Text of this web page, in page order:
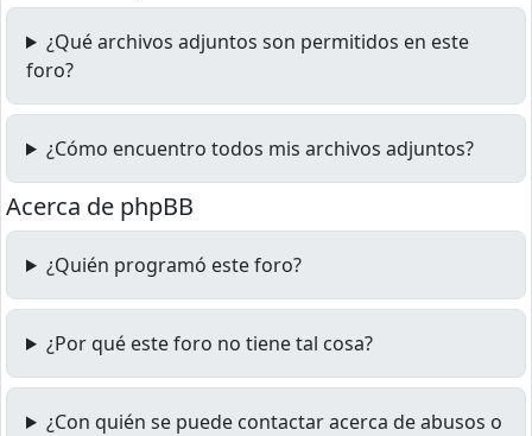
¿Qué archivos adjuntos son permitidos en este
foro?
¿Cómo encuentro todos mis archivos adjuntos?
Acerca de phpBB
¿Quién programó este foro?
¿Por qué este foro no tiene tal cosa?
¿Con quién se puede contactar acerca de abusos o